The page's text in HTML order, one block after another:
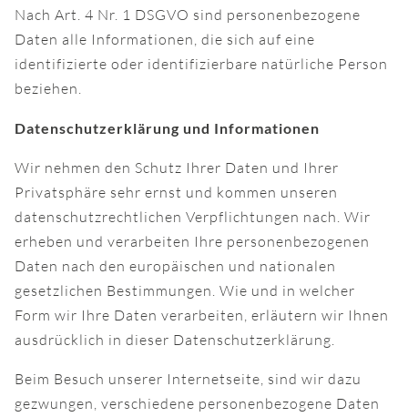
Nach Art. 4 Nr. 1 DSGVO sind personenbezogene
Daten alle Informationen, die sich auf eine
identifizierte oder identifizierbare natürliche Person
beziehen.
Datenschutzerklärung und Informationen
Wir nehmen den Schutz Ihrer Daten und Ihrer
Privatsphäre sehr ernst und kommen unseren
datenschutzrechtlichen Verpflichtungen nach. Wir
erheben und verarbeiten Ihre personenbezogenen
Daten nach den europäischen und nationalen
gesetzlichen Bestimmungen. Wie und in welcher
Form wir Ihre Daten verarbeiten, erläutern wir Ihnen
ausdrücklich in dieser Datenschutzerklärung.
Beim Besuch unserer Internetseite, sind wir dazu
gezwungen, verschiedene personenbezogene Daten